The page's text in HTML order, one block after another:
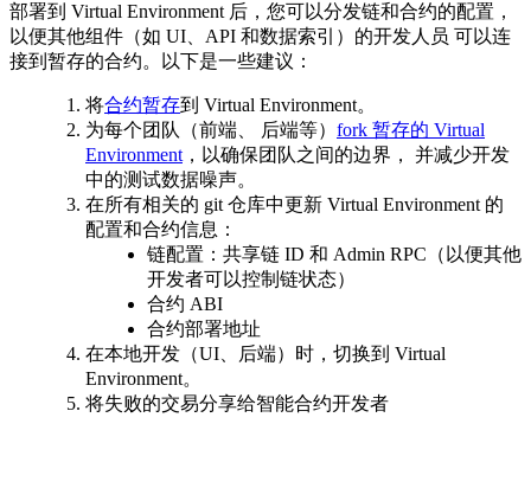
部署到 Virtual Environment 后，您可以分发链和合约的配置，
以便其他组件（如 UI、API 和数据索引）的开发人员 可以连
接到暂存的合约。
以下是一些建议：
将合约暂存到 Virtual Environment。
为每个团队（前端、 后端等） fork 暂存的 Virtual
Environment ，以确保团队之间的边界， 并减少开发
中的测试数据噪声。
在所有相关的 git 仓库中更新 Virtual Environment 的
配置和合约信息：
链配置：共享链 ID 和 Admin RPC（以便其他
开发者可以控制链状态）
合约 ABI
合约部署地址
在本地开发（UI、后端）时，切换到 Virtual
Environment。
将失败的交易分享给智能合约开发者